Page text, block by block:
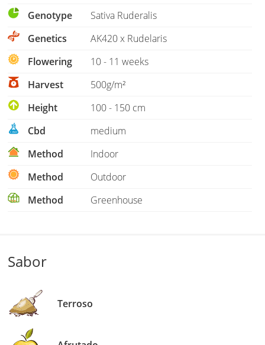
Genotype
Sativa Ruderalis
Genetics
AK420 x Rudelaris
Flowering
10 - 11 weeks
Harvest
500g/m²
Height
100 - 150 cm
Cbd
medium
Method
Indoor
Method
Outdoor
Method
Greenhouse
Sabor
Terroso